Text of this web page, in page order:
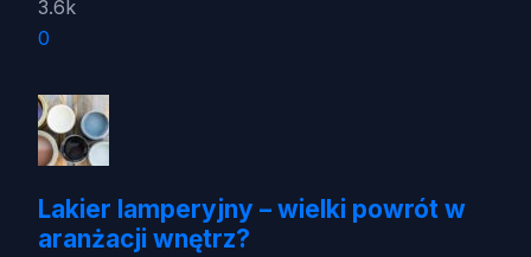
3.6k
0
Lakier lamperyjny – wielki powrót w
aranżacji wnętrz?